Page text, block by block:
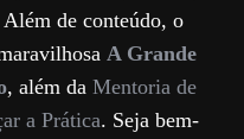
de conteúdo, o
A Grande
, além da Mentoria de
a Prática. Seja bem-